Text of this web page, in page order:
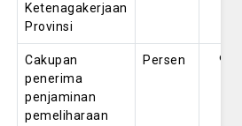
Ketenagakerjaan
Provinsi
Cakupan
penerima
penjaminan
pemeliharaan
Persen 91